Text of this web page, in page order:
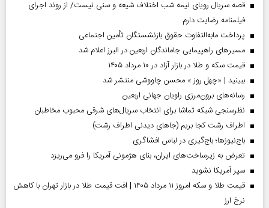
قصه سریال رویای نیمه شب اختلاف شیعه و سنی نیست/ از روند اجرای
فیلمنامه رضایت دارم
پرداخت مابه‌التفاوت حقوق بازنشستگان تأمین اجتماعی
مسیر‌های راهپیمایی جاماندگان اربعین در البرز اعلام شد
قیمت سکه و طلا در بازار آزاد در ۱۰ مرداد ۱۴۰۵
ببینید | «چهل روز » محسن چاووشی منتشر شد
رسانه‌های برون‌مرزی راویان جهانی اربعین
نظرسنجی شبکه تماشا برای انتخاب سریال‌های شرقی محبوب مخاطبان
اطراف رشت کجا بریم (جاهای دیدنی اطراف رشت)
باج‌نیوزها؛ باج‌گیری در لباس افشاگری
تعرض به زیرساخت‌های ایران، بنای هژمونی آمریکا را فرو می‌ریزد
سپر آمریکا نشوید
قیمت طلا و سکه امروز ۱۱ مرداد ۱۴۰۵ | افت قیمت طلا در بازار تهران با کاهش
نرخ ارز